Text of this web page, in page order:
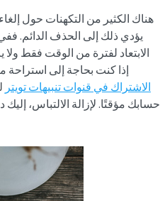
هناك الكثير من التكهنات حول
يؤدي ذلك إلى الحذف الدائم.
الابتعاد لفترة من الوقت فقط
إذا كنت بحاجة إلى استراحة
الاشتراك في قنوات تنبيهات تويتر
حسابك مؤقتًا. لإزالة الالتباس،